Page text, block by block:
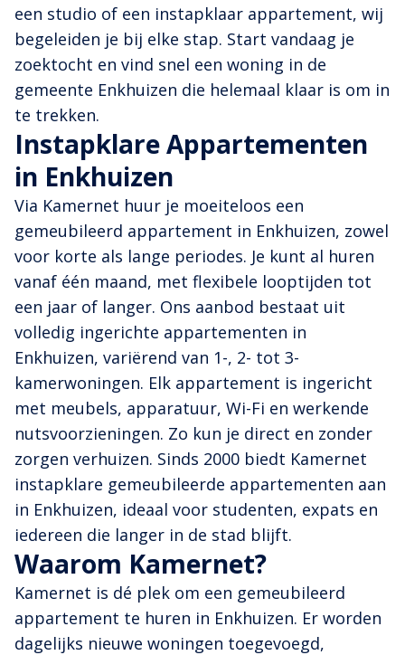
een studio of een instapklaar appartement, wij
begeleiden je bij elke stap. Start vandaag je
zoektocht en vind snel een woning in de
gemeente Enkhuizen die helemaal klaar is om in
te trekken.
Instapklare Appartementen
in Enkhuizen
Via Kamernet huur je moeiteloos een
gemeubileerd appartement in Enkhuizen, zowel
voor korte als lange periodes. Je kunt al huren
vanaf één maand, met flexibele looptijden tot
een jaar of langer. Ons aanbod bestaat uit
volledig ingerichte appartementen in
Enkhuizen, variërend van 1-, 2- tot 3-
kamerwoningen. Elk appartement is ingericht
met meubels, apparatuur, Wi-Fi en werkende
nutsvoorzieningen. Zo kun je direct en zonder
zorgen verhuizen. Sinds 2000 biedt Kamernet
instapklare gemeubileerde appartementen aan
in Enkhuizen, ideaal voor studenten, expats en
iedereen die langer in de stad blijft.
Waarom Kamernet?
Kamernet is dé plek om een gemeubileerd
appartement te huren in Enkhuizen. Er worden
dagelijks nieuwe woningen toegevoegd,